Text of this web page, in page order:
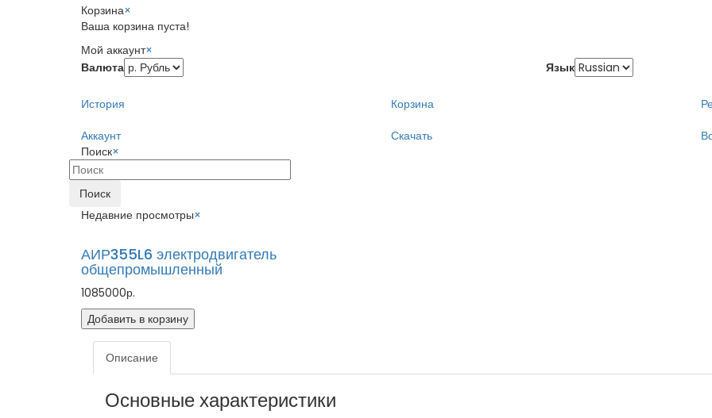
Корзина×
Ваша корзина пуста!
Мой аккаунт×
Валюта
Язык
История Корзина
Аккаунт
Скачать
Поиск×
Поиск
Недавние просмотры×
АИР355L6 электродвигатель
общепромышленный
1085000р.
Добавить в корзину
Описание
Основные характеристики